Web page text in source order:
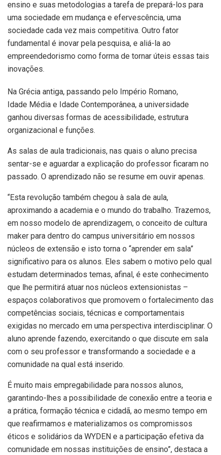
ensino e suas metodologias a tarefa de prepará-los para
uma sociedade em mudança e efervescência, uma
sociedade cada vez mais competitiva. Outro fator
fundamental é inovar pela pesquisa, e aliá-la ao
empreendedorismo como forma de tornar úteis essas tais
inovações.
Na Grécia antiga, passando pelo Império Romano,
Idade Média e Idade Contemporânea, a universidade
ganhou diversas formas de acessibilidade, estrutura
organizacional e funções.
As salas de aula tradicionais, nas quais o aluno precisa
sentar-se e aguardar a explicação do professor ficaram no
passado. O aprendizado não se resume em ouvir apenas.
“Esta revolução também chegou à sala de aula,
aproximando a academia e o mundo do trabalho. Trazemos,
em nosso modelo de aprendizagem, o conceito de cultura
maker para dentro do campus universitário em nossos
núcleos de extensão e isto torna o “aprender em sala”
significativo para os alunos. Eles sabem o motivo pelo qual
estudam determinados temas, afinal, é este conhecimento
que lhe permitirá atuar nos núcleos extensionistas –
espaços colaborativos que promovem o fortalecimento das
competências sociais, técnicas e comportamentais
exigidas no mercado em uma perspectiva interdisciplinar. O
aluno aprende fazendo, exercitando o que discute em sala
com o seu professor e transformando a sociedade e a
comunidade na qual está inserido.
É muito mais empregabilidade para nossos alunos,
garantindo-lhes a possibilidade de conexão entre a teoria e
a prática, formação técnica e cidadã, ao mesmo tempo em
que reafirmamos e materializamos os compromissos
éticos e solidários da WYDEN e a participação efetiva da
comunidade em nossas instituições de ensino”, destaca a